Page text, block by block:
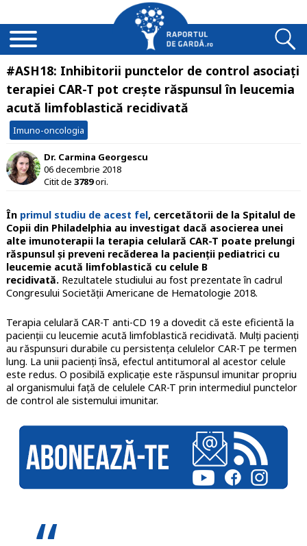
#ASH18: Inhibitorii punctelor de control asociați
terapiei CAR-T pot crește răspunsul în leucemia
acută limfoblastică recidivată
Imuno-oncologia
Dr. Carmina Georgescu
06 decembrie 2018
Citit de 3789ori.
În primul studiu de acest fel, cercetătorii de la Spitalul de
Copii din Philadelphia au investigat dacă asocierea unei
alte imunoterapii la terapia celulară CAR-T poate prelungi
răspunsul și preveni recăderea la pacienții pediatrici cu
leucemie acută limfoblastică cu celule B
recidivată. Rezultatele studiului au fost prezentate în cadrul
Congresului Societății Americane de Hematologie 2018.
Terapia celulară CAR-T anti-CD 19 a dovedit că este eficientă la
pacienții cu leucemie acută limfoblastică recidivată. Mulți pacienți
au răspunsuri durabile cu persistența celulelor CAR-T pe termen
lung. La unii pacienți însă, efectul antitumoral al acestor celule
este redus. O posibilă explicație este răspunsul imunitar propriu
al organismului față de celulele CAR-T prin intermediul punctelor
de control ale sistemului imunitar.